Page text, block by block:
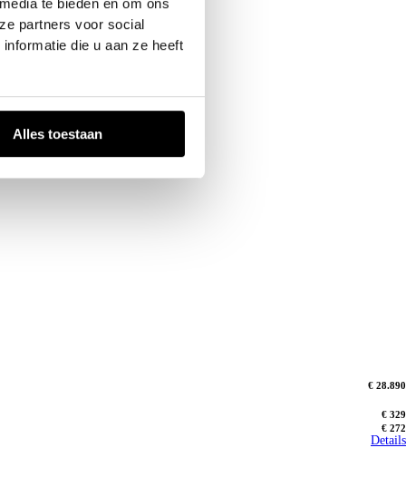
te bieden en om ons
partners voor social
die u aan ze heeft
Alles toestaan
€ 28.890
€ 329
€ 272
Details